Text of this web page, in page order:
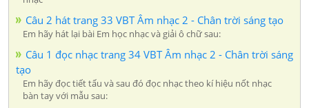
Câu 2 hát trang 33 VBT Âm nhạc 2 - Chân trời sáng tạo
Em hãy hát lại bài Em học nhạc và giải ô chữ sau:
Câu 1 đọc nhạc trang 34 VBT Âm nhạc 2 - Chân trời sáng
tạo
Em hãy đọc tiết tấu và sau đó đọc nhạc theo kí hiệu nốt nhạc
bàn tay với mẫu sau: